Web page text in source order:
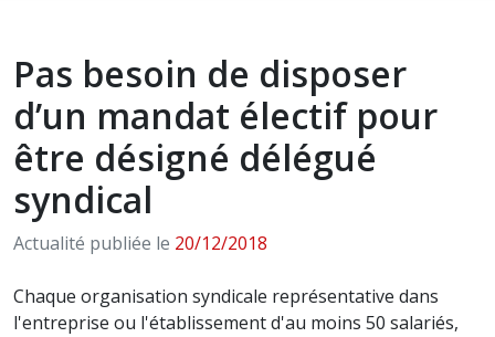
Pas besoin de disposer
d’un mandat électif pour
être désigné délégué
syndical
Actualité publiée le 20/12/2018
Chaque organisation syndicale représentative dans
l'entreprise ou l'établissement d'au moins 50 salariés,